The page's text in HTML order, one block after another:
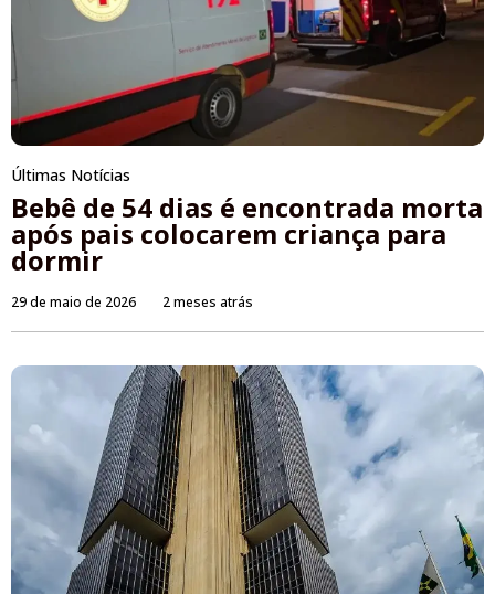
Últimas Notícias
Bebê de 54 dias é encontrada morta
após pais colocarem criança para
dormir
29 de maio de 2026 2 meses atrás